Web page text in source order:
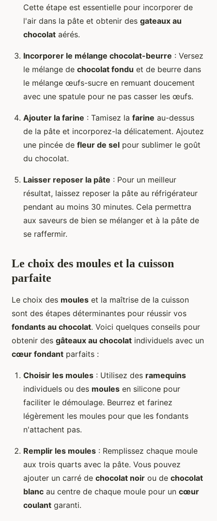
Cette étape est essentielle pour incorporer de
l'air dans la pâte et obtenir des gateaux au
chocolat aérés.
Incorporer le mélange chocolat-beurre : Versez
le mélange de chocolat fondu et de beurre dans
le mélange œufs-sucre en remuant doucement
avec une spatule pour ne pas casser les œufs.
Ajouter la farine : Tamisez la farine au-dessus
de la pâte et incorporez-la délicatement. Ajoutez
une pincée de fleur de sel pour sublimer le goût
du chocolat.
Laisser reposer la pâte : Pour un meilleur
résultat, laissez reposer la pâte au réfrigérateur
pendant au moins 30 minutes. Cela permettra
aux saveurs de bien se mélanger et à la pâte de
se raffermir.
Le choix des moules et la cuisson
parfaite
Le choix des moules et la maîtrise de la cuisson
sont des étapes déterminantes pour réussir vos
fondants au chocolat. Voici quelques conseils pour
obtenir des gâteaux au chocolat individuels avec un
cœur fondant parfaits :
Choisir les moules : Utilisez des ramequins
individuels ou des moules en silicone pour
faciliter le démoulage. Beurrez et farinez
légèrement les moules pour que les fondants
n'attachent pas.
Remplir les moules : Remplissez chaque moule
aux trois quarts avec la pâte. Vous pouvez
ajouter un carré de chocolat noir ou de chocolat
blanc au centre de chaque moule pour un cœur
coulant garanti.